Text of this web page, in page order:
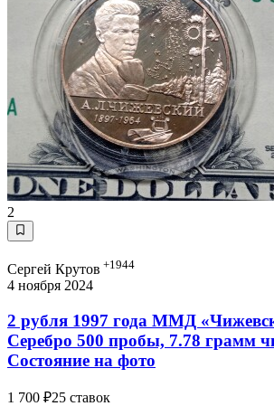
2
Сергей Крутов +1944
4 ноября 2024
2 рубля 1997 года ММД
Серебро 500 пробы, 7.78 грамм
Состояние на фото
1 700 ₽25 ставок